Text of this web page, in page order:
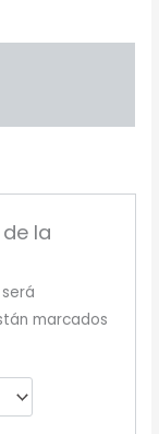
la
marcados